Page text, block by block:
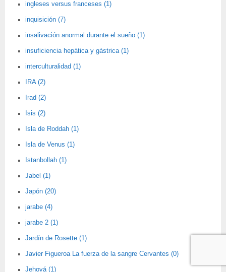
ingleses versus franceses (1)
inquisición (7)
insalivación anormal durante el sueño (1)
insuficiencia hepática y gástrica (1)
interculturalidad (1)
IRA (2)
Irad (2)
Isis (2)
Isla de Roddah (1)
Isla de Venus (1)
Istanbollah (1)
Jabel (1)
Japón (20)
jarabe (4)
jarabe 2 (1)
Jardín de Rosette (1)
Javier Figueroa La fuerza de la sangre Cervantes (0)
Jehová (1)